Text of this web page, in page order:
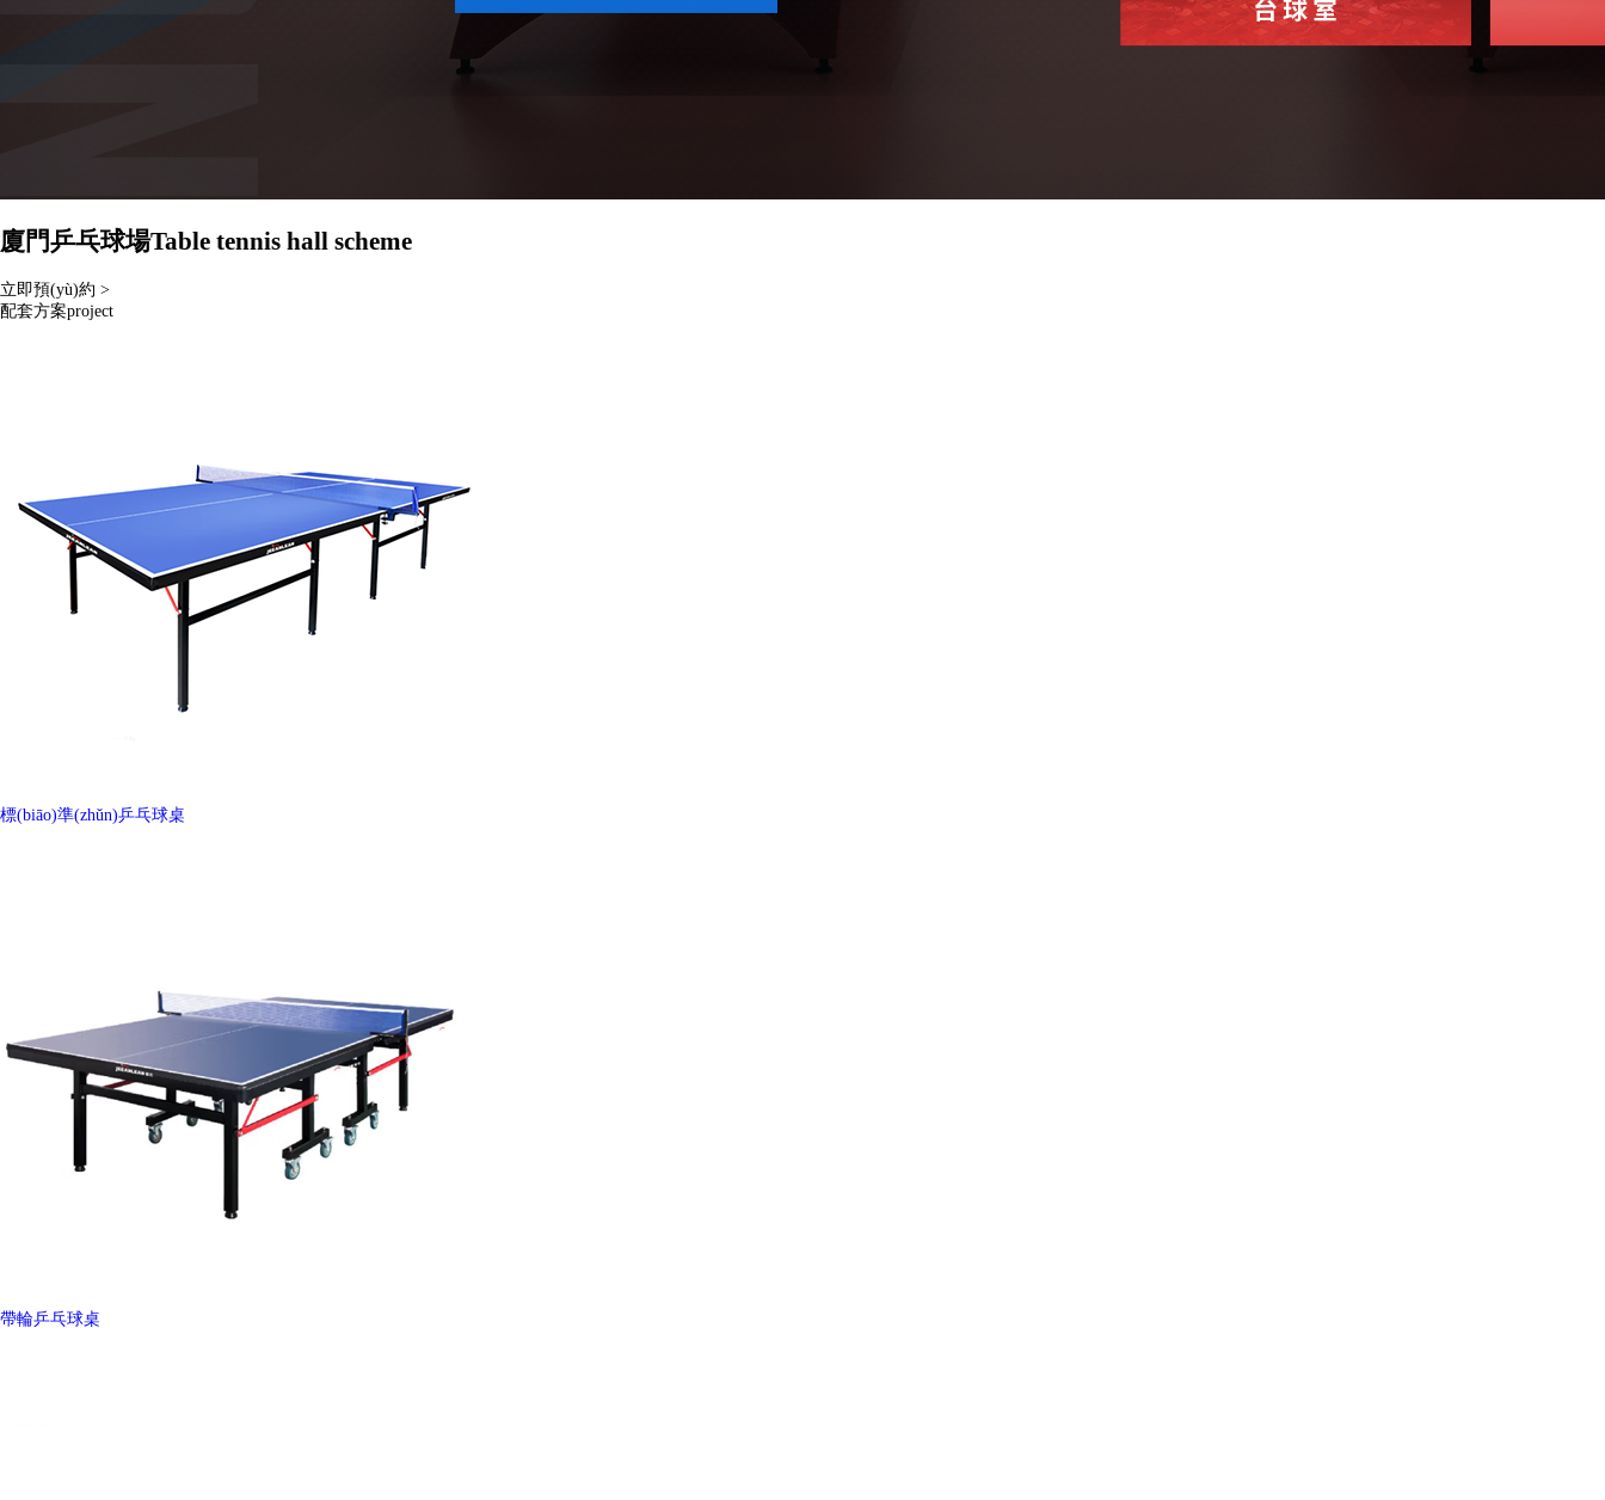
廈門乒乓球場Table tennis hall scheme
立即預(yù)約 >
配套方案project
標(biāo)準(zhǔn)乒乓球桌
帶輪乒乓球桌